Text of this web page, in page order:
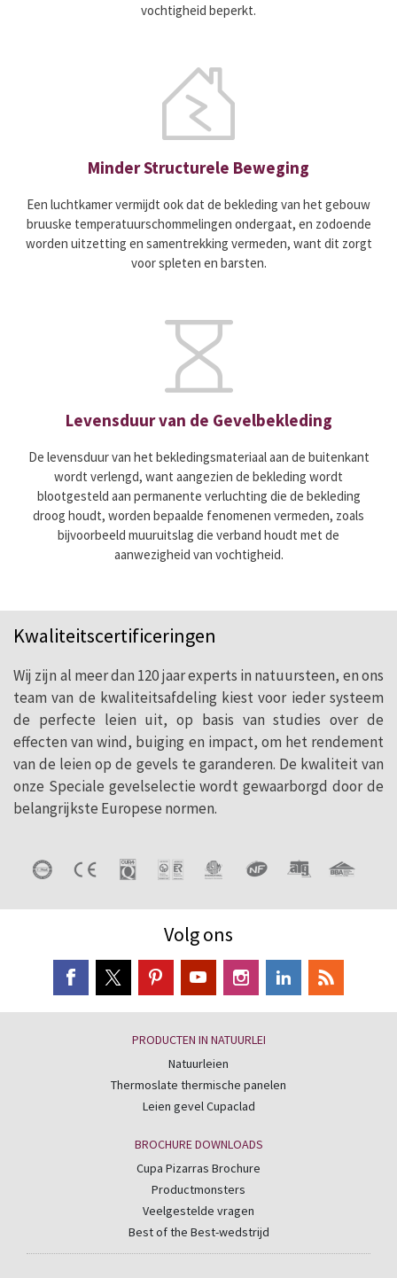
vochtigheid beperkt.
Minder Structurele Beweging
Een luchtkamer vermijdt ook dat de bekleding van het gebouw
bruuske temperatuurschommelingen ondergaat, en zodoende
worden uitzetting en samentrekking vermeden, want dit zorgt
voor spleten en barsten.
Levensduur van de Gevelbekleding
De levensduur van het bekledingsmateriaal aan de buitenkant
wordt verlengd, want aangezien de bekleding wordt
blootgesteld aan permanente verluchting die de bekleding
droog houdt, worden bepaalde fenomenen vermeden, zoals
bijvoorbeeld muuruitslag die verband houdt met de
aanwezigheid van vochtigheid.
Kwaliteitscertificeringen
Wij zijn al meer dan 120 jaar experts in natuursteen, en ons
team van de kwaliteitsafdeling kiest voor ieder systeem
de perfecte leien uit, op basis van studies over de
effecten van wind, buiging en impact, om het rendement
van de leien op de gevels te garanderen. De kwaliteit van
onze Speciale gevelselectie wordt gewaarborgd door de
belangrijkste Europese normen.
Volg ons
PRODUCTEN IN NATUURLEI
Natuurleien
Thermoslate thermische panelen
Leien gevel Cupaclad
BROCHURE DOWNLOADS
Cupa Pizarras Brochure
Productmonsters
Veelgestelde vragen
Best of the Best-wedstrijd